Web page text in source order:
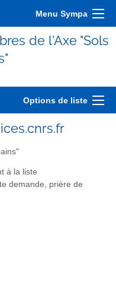
Menu Sympa
de l'Axe "Sols
Options de liste
à la liste
demande, prière de